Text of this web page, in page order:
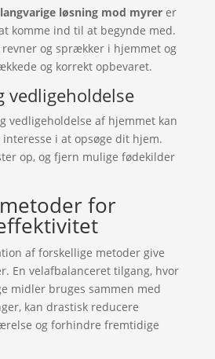
langvarige løsning mod myrerer
komme ind til at begynde med.
og sprækker i hjemmet og
og korrekt opbevaret.
vedligeholdelse
vedligeholdelse af hjemmet kan
i at opsøge dit hjem.
op, og fjern mulige fødekilder
for
af forskellige metoder give
En velafbalanceret tilgang, hvor
midler bruges sammen med
kan drastisk reducere
og forhindre fremtidige